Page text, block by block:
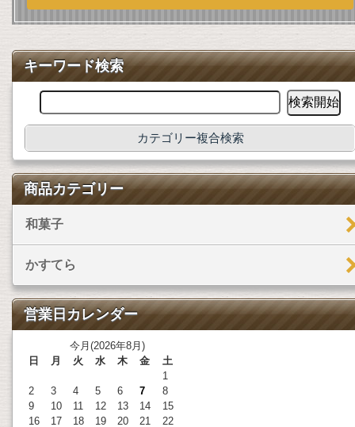
キーワード検索
カテゴリー複合検索
商品カテゴリー
和菓子
かすてら
営業日カレンダー
今月(2026年8月)
日
月 火 水 木 金
土
1
2
3 4 5 6 7
8
9
10 11 12 13 14
15
16
17 18 19 20 21
22